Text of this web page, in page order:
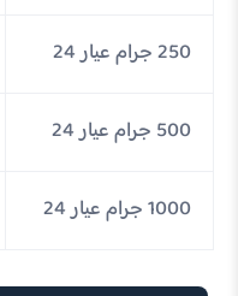
250 جرام عيار 24
500 جرام عيار 24
1000 جرام عيار 24